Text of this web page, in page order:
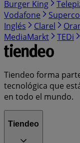
Burger King
Vodafone
Inglés
Clarel
MediaMarkt
TEDi
Tiendeo forma
tecnológica que
en todo el mundo.
Tiendeo